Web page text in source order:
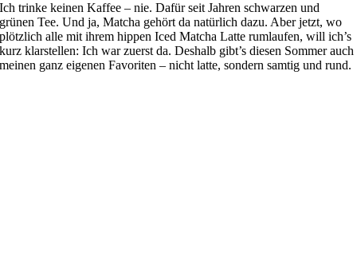
Ich trinke keinen Kaffee – nie. Dafür seit Jahren schwarzen und
grünen Tee. Und ja, Matcha gehört da natürlich dazu. Aber jetzt, wo
plötzlich alle mit ihrem hippen Iced Matcha Latte rumlaufen, will ich’s
kurz klarstellen: Ich war zuerst da. Deshalb gibt’s diesen Sommer auch
meinen ganz eigenen Favoriten – nicht latte, sondern samtig und rund.